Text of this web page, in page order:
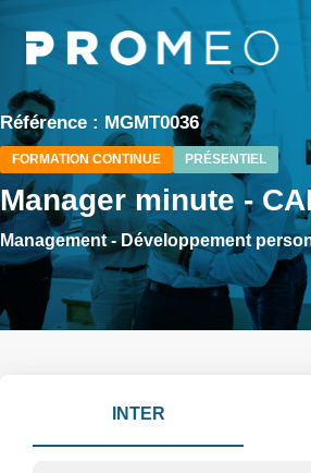
contenu
principal
Référence : MGMT0036
FORMATION CONTINUE PRÉSENTIEL
Manager minute -
Management - Développement
INTER
Panneau de gestion des cookies